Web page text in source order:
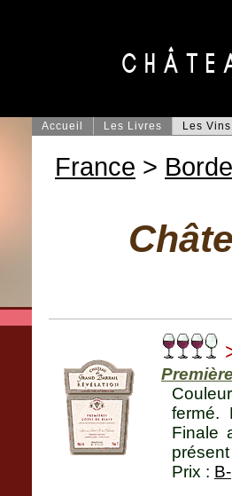
Accueil Les Livres Les Vins
France >
fermé.
Finale
Prix : B-